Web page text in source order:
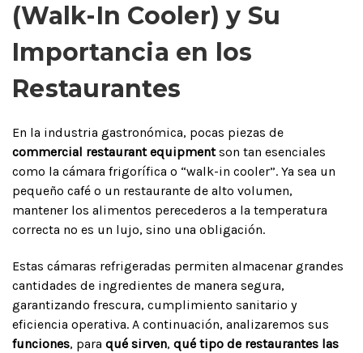
(Walk-In Cooler) y Su
Importancia en los
Restaurantes
En la industria gastronómica, pocas piezas de
commercial restaurant equipmentson tan esenciales
como la cámara frigorífica o “walk-in cooler”. Ya sea un
pequeño café o un restaurante de alto volumen,
mantener los alimentos perecederos a la temperatura
correcta no es un lujo, sino una obligación.
Estas cámaras refrigeradas permiten almacenar grandes
cantidades de ingredientes de manera segura,
garantizando frescura, cumplimiento sanitario y
eficiencia operativa. A continuación, analizaremos sus
funciones, para qué sirven, qué tipo de restaurantes las